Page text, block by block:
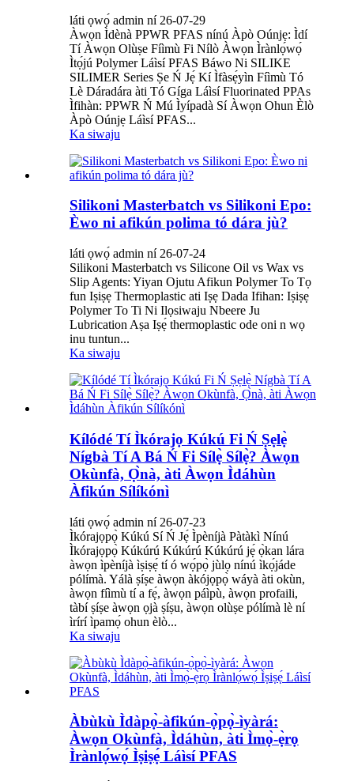
láti ọwọ́ admin ní 26-07-29
Àwọn Ìdènà PPWR PFAS nínú Àpò Oúnjẹ: Ìdí
Tí Àwọn Olùṣe Fíìmù Fi Nílò Àwọn Ìrànlọ́wọ́
Ìtọ́jú Polymer Láìsí PFAS Báwo Ni SILIKE
SILIMER Series Ṣe Ń Jẹ́ Kí Ìfàsẹ́yìn Fíìmù Tó
Lè Dáradára àti Tó Gíga Láìsí Fluorinated PPAs
Ìfihàn: PPWR Ń Mú Ìyípadà Sí Àwọn Ohun Èlò
Àpò Oúnjẹ Láìsí PFAS...
Ka siwaju
Silikoni Masterbatch vs Silikoni Epo:
Èwo ni afikún polima tó dára jù?
láti ọwọ́ admin ní 26-07-24
Silikoni Masterbatch vs Silicone Oil vs Wax vs
Slip Agents: Yiyan Ojutu Afikun Polymer To Tọ
fun Iṣiṣẹ Thermoplastic ati Iṣẹ Dada Ifihan: Iṣiṣẹ
Polymer To Ti Ni Ilọsiwaju Nbeere Ju
Lubrication Aṣa Iṣẹ́ thermoplastic ode oni n wọ
inu tuntun...
Ka siwaju
Kílódé Tí Ìkórajọ Kúkú Fi Ń Ṣẹlẹ̀
Nígbà Tí A Bá Ń Fi Sílẹ̀ Sílẹ̀? Àwọn
Okùnfà, Ọ̀nà, àti Àwọn Ìdáhùn
Àfikún Sílíkónì
láti ọwọ́ admin ní 26-07-23
Ìkórajọpọ̀ Kúkú Sí Ń Jẹ́ Ìpèníjà Pàtàkì Nínú
Ìkórajọpọ̀ Kúkúrú Kúkúrú Kúkúrú jẹ́ ọ̀kan lára ​​
àwọn ìpèníjà ìṣiṣẹ́ tí ó wọ́pọ̀ jùlọ nínú ìkọ́jáde
pólímà. Yálà ṣíṣe àwọn àkójọpọ̀ wáyà àti okùn,
àwọn fíìmù tí a fẹ́, àwọn páìpù, àwọn profaili,
tàbí ṣíṣe àwọn ọjà ṣíṣu, àwọn olùṣe pólímà lè ní
ìrírí ìpamọ́ ohun èlò...
Ka siwaju
Àbùkù Ìdàpọ̀-àfikún-ọ̀pọ̀-ìyàrá:
Àwọn Okùnfà, Ìdáhùn, àti Ìmọ̀-ẹ̀rọ
Ìrànlọ́wọ́ Ìṣiṣẹ́ Láìsí PFAS